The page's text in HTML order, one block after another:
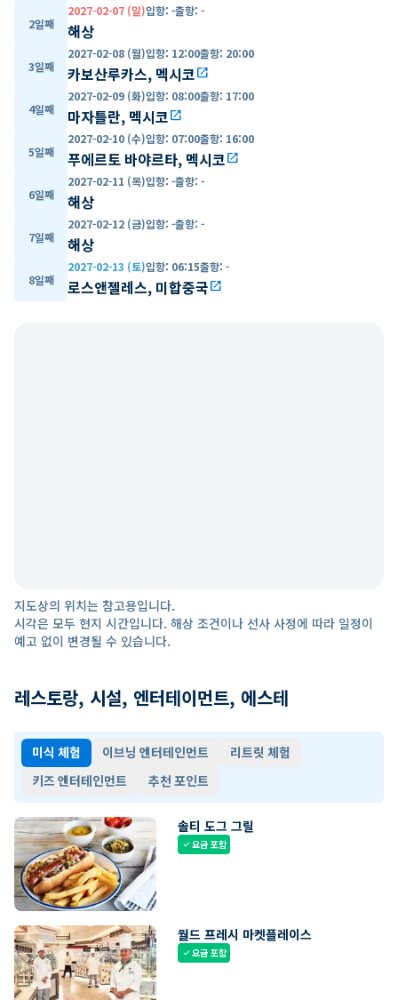
2일째
2027-02-07 (일)입항: -출항: -
해상
3일째
2027-02-08 (월)입항: 12:00출항: 20:00
카보산루카스, 멕시코open_in_new
4일째
2027-02-09 (화)입항: 08:00출항: 17:00
마자틀란, 멕시코open_in_new
5일째
2027-02-10 (수)입항: 07:00출항: 16:00
푸에르토 바야르타, 멕시코open_in_new
6일째
2027-02-11 (목)입항: -출항: -
해상
7일째
2027-02-12 (금)입항: -출항: -
해상
8일째
2027-02-13 (토)입항: 06:15출항: -
로스앤젤레스, 미합중국open_in_new
지도상의 위치는 참고용입니다.
시각은 모두 현지 시간입니다. 해상 조건이나 선사 사정에 따라 일정이
예고 없이 변경될 수 있습니다.
레스토랑, 시설, 엔터테이먼트, 에스테
미식 체험 이브닝 엔터테인먼트
리트릿 체험
키즈 엔터테인먼트
추천 포인트
솔티 도그 그릴
check요금 포함
월드 프레시 마켓플레이스
check요금 포함